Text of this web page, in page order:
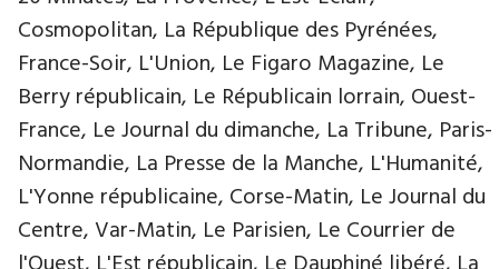
Cosmopolitan, La République des Pyrénées,
France-Soir, L'Union, Le Figaro Magazine, Le
Berry républicain, Le Républicain lorrain, Ouest-
France, Le Journal du dimanche, La Tribune, Paris-
Normandie, La Presse de la Manche, L'Humanité,
L'Yonne républicaine, Corse-Matin, Le Journal du
Centre, Var-Matin, Le Parisien, Le Courrier de